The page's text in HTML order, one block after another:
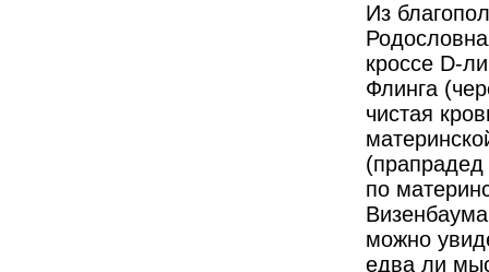
Из
кроссе D-
Флинга
чистая
(прапрадед
по
можно
едва ли